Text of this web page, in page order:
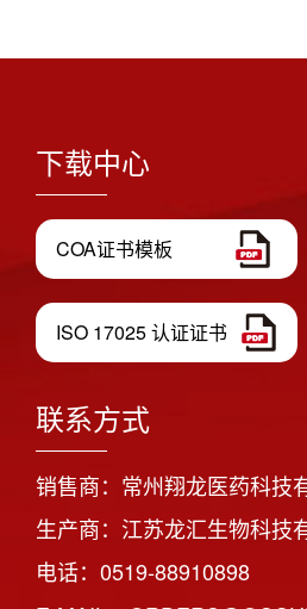
下载中心
COA证书模板
ISO 17025 认证证书
联系方式
销售商：常州翔龙医药科技
生产商：江苏龙汇生物科技
电话：0519-88910898